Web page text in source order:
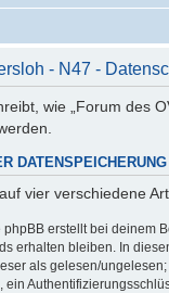
- N47 -
wie „Forum des
DATENSPEICHERUNG
vier verschiedene
phpBB erstellt bei deinem
erhalten bleiben. In
als gelesen/
ein